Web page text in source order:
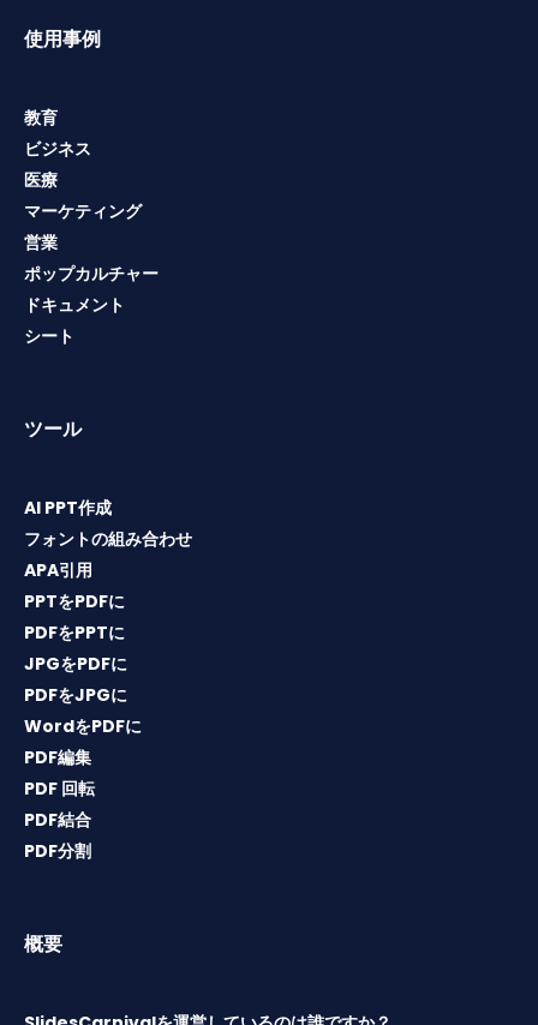
使用事例
教育
ビジネス
医療
マーケティング
営業
ポップカルチャー
ドキュメント
シート
ツール
AI PPT作成
フォントの組み合わせ
APA引用
PPTをPDFに
PDFをPPTに
JPGをPDFに
PDFをJPGに
WordをPDFに
PDF編集
PDF 回転
PDF結合
PDF分割
概要